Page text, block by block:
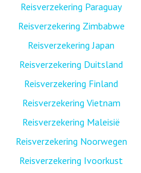
Reisverzekering Paraguay
Reisverzekering Zimbabwe
Reisverzekering Japan
Reisverzekering Duitsland
Reisverzekering Finland
Reisverzekering Vietnam
Reisverzekering Maleisië
Reisverzekering Noorwegen
Reisverzekering Ivoorkust